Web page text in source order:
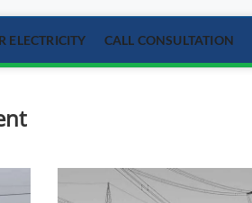
ELECTRICITY CALL CONSULTATION